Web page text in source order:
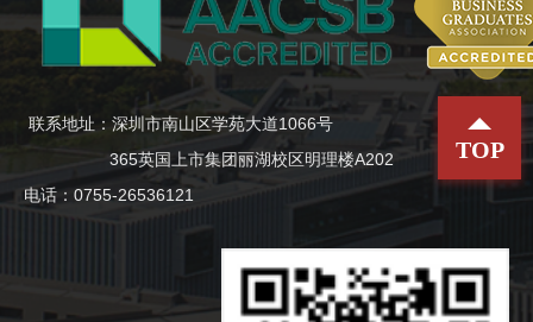
联系地址：深圳市南山区学苑大道1066号
365英国上市集团丽湖校区明理楼A202
电话：0755-26536121
TOP